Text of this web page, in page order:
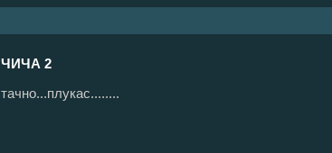
ЧИЧА 2
тачно...плукас........